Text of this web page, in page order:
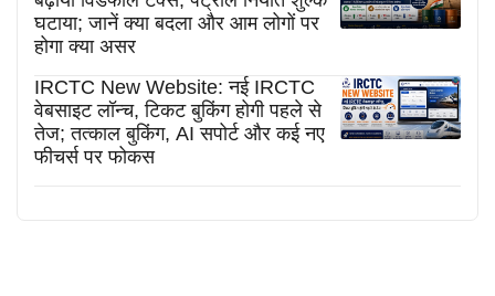
घटाया; जानें क्या बदला और आम लोगों पर
होगा क्या असर
IRCTC New Website: नई IRCTC
वेबसाइट लॉन्च, टिकट बुकिंग होगी पहले से
तेज; तत्काल बुकिंग, AI सपोर्ट और कई नए
फीचर्स पर फोकस